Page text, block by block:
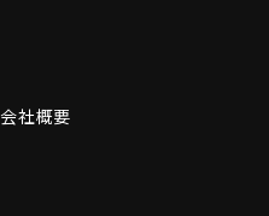
会社概要